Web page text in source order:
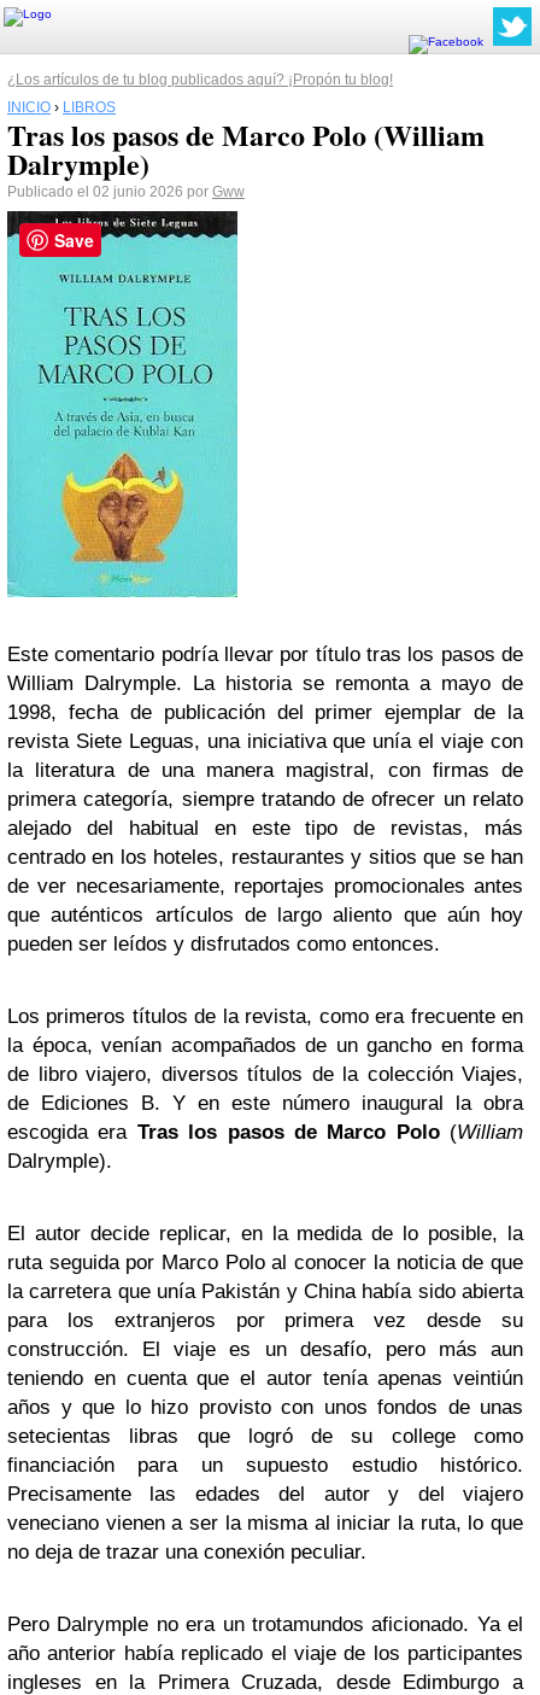
¿Los artículos de tu blog publicados aquí? ¡Propón tu blog!
INICIO › LIBROS
Tras los pasos de Marco Polo (William
Dalrymple)
Publicado el 02 junio 2026 por Gww
Este comentario podría llevar por título tras los pasos de
William Dalrymple. La historia se remonta a mayo de
1998, fecha de publicación del primer ejemplar de la
revista Siete Leguas, una iniciativa que unía el viaje con
la literatura de una manera magistral, con firmas de
primera categoría, siempre tratando de ofrecer un relato
alejado del habitual en este tipo de revistas, más
centrado en los hoteles, restaurantes y sitios que se han
de ver necesariamente, reportajes promocionales antes
que auténticos artículos de largo aliento que aún hoy
pueden ser leídos y disfrutados como entonces.
Los primeros títulos de la revista, como era frecuente en
la época, venían acompañados de un gancho en forma
de libro viajero, diversos títulos de la colección Viajes,
de Ediciones B. Y en este número inaugural la obra
escogidaera Tras los pasos de Marco Polo(William
Dalrymple).
El autor decide replicar, en la medida de lo posible, la
ruta seguida por Marco Polo al conocer la noticia de que
la carretera que unía Pakistán y China había sido abierta
para los extranjeros por primera vez desde su
construcción. El viaje es un desafío, pero más aun
teniendo en cuenta que el autor tenía apenas veintiún
años y que lo hizo provisto con unos fondos de unas
setecientas libras que logró de su collegecomo
financiación para un supuesto estudio histórico.
Precisamente las edades del autor y del viajero
veneciano vienen a ser la misma al iniciar la ruta, lo que
no deja de trazar una conexión peculiar.
Pero Dalrymple no era un trotamundos aficionado. Ya el
año anterior había replicado el viaje de los participantes
ingleses en la Primera Cruzada, desde Edimburgo a
Save